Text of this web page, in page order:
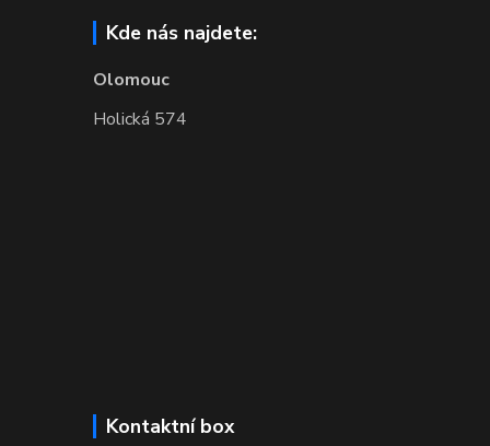
Kde nás najdete:
Olomouc
Holická 574
Kontaktní box